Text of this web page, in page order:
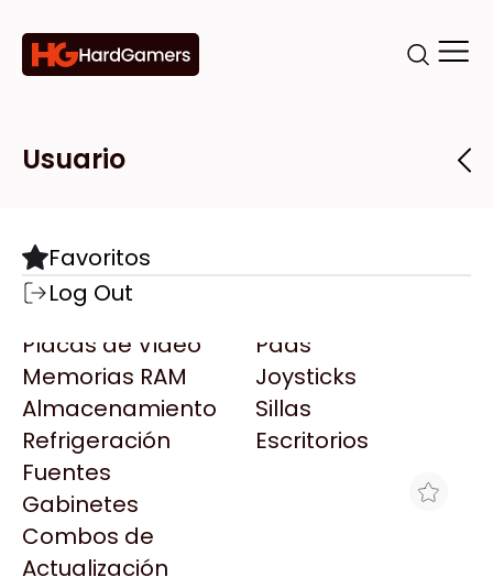
Categorías
Componentes
Motherboards
Microprocesadores
Placas de Video
Memorias RAM
Almacenamiento
Refrigeración
Fuentes
Gabinetes
Combos de
Actualización
Pads
Joysticks
Sillas
Escritorios
Marcas
Todas las Marcas
AMD
AULA
Acer
Adata
AeroCool
Antec
Arkham
Asrock
Tiendas
Destacadas
Usuario
Favoritos
Log Out
FUENTE CERTIFICADA GIGABYTE
850W UD BLACK 80 PLUS GOLD FULL